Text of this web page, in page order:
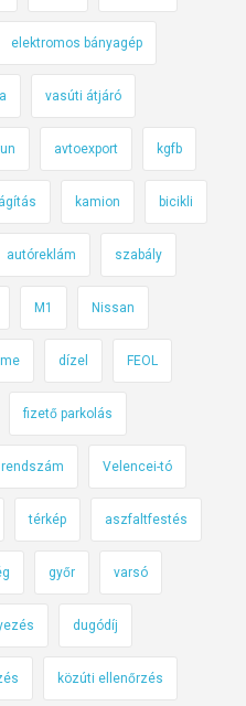
elektromos bányagép
vasúti átjáró
avtoexport kgfb
kamion bicikli
autóreklám szabály
M1 Nissan
dízel FEOL
fizető parkolás
rendszám Velencei-tó
térkép aszfaltfestés
győr varsó
dugódíj
közúti ellenőrzés